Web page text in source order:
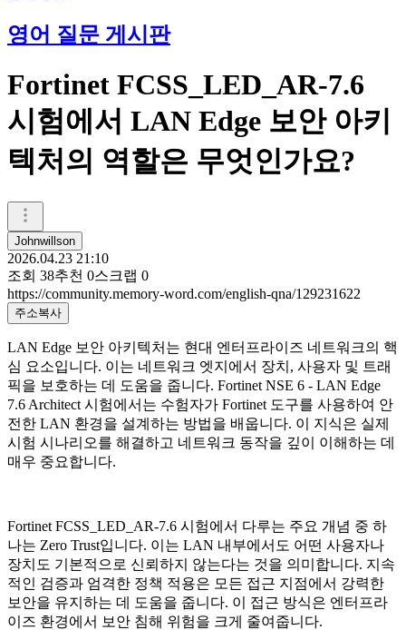
영어 질문 게시판
Fortinet FCSS_LED_AR-7.6
시험에서 LAN Edge 보안 아키
텍처의 역할은 무엇인가요?
Johnwillson
2026.04.23 21:10
조회 38추천 0스크랩 0
https://community.memory-word.com/english-qna/129231622
주소복사
LAN Edge 보안 아키텍처는 현대 엔터프라이즈 네트워크의 핵
심 요소입니다. 이는 네트워크 엣지에서 장치, 사용자 및 트래
픽을 보호하는 데 도움을 줍니다. Fortinet NSE 6 - LAN Edge
7.6 Architect 시험에서는 수험자가 Fortinet 도구를 사용하여 안
전한 LAN 환경을 설계하는 방법을 배웁니다. 이 지식은 실제
시험 시나리오를 해결하고 네트워크 동작을 깊이 이해하는 데
매우 중요합니다.
Fortinet FCSS_LED_AR-7.6 시험에서 다루는 주요 개념 중 하
나는 Zero Trust입니다. 이는 LAN 내부에서도 어떤 사용자나
장치도 기본적으로 신뢰하지 않는다는 것을 의미합니다. 지속
적인 검증과 엄격한 정책 적용은 모든 접근 지점에서 강력한
보안을 유지하는 데 도움을 줍니다. 이 접근 방식은 엔터프라
이즈 환경에서 보안 침해 위험을 크게 줄여줍니다.